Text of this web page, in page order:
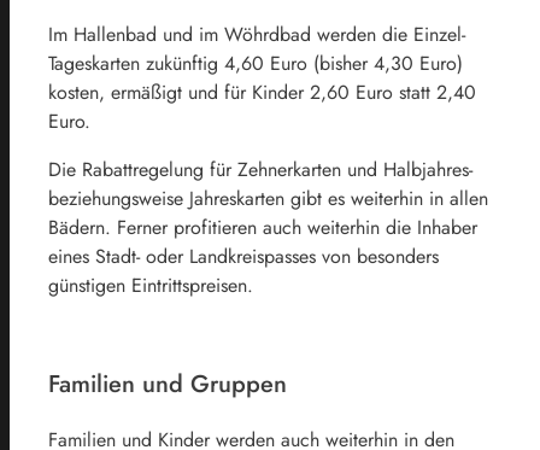
Im Hallenbad und im Wöhrdbad werden die Einzel-
Tageskarten zukünftig ‎‎4,60 Euro (bisher 4,30 Euro)
kosten, ermäßigt und für Kinder 2,60 Euro statt 2,40
‎Euro. ‎
Die Rabattregelung für Zehnerkarten ‎und Halbjahres-
beziehungsweise ‎Jahreskarten gibt es weiterhin in allen
‎Bädern. ‎Ferner profitieren auch weiterhin die Inhaber
eines Stadt- oder Landkreispasses von besonders
günstigen Eintrittspreisen.
Familien und Gruppen
Familien und Kinder werden auch weiterhin in den